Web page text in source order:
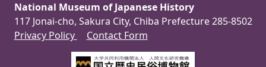
National Museum of Japanese History
117 Jonai-cho, Sakura City, Chiba Prefecture 285-8502
Privacy Policy
Contact Form